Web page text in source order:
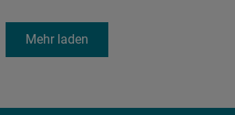
Mehr laden